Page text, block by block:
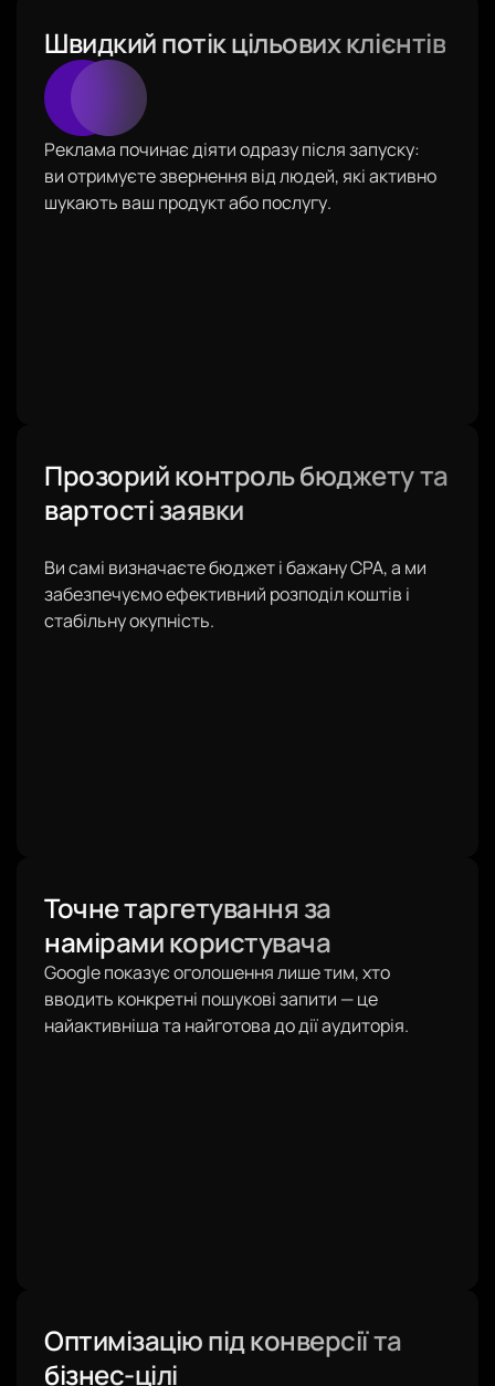
Швидкий потік цільових клієнтів
Реклама починає діяти одразу після запуску:
ви отримуєте звернення від людей, які активно
шукають ваш продукт або послугу.
Прозорий контроль бюджету та
вартості заявки
Ви самі визначаєте бюджет і бажану CPA, а ми
забезпечуємо ефективний розподіл коштів і
стабільну окупність.
Точне таргетування за
намірами користувача
Google показує оголошення лише тим, хто
вводить конкретні пошукові запити — це
найактивніша та найготова до дії аудиторія.
Оптимізацію під конверсії та
бізнес-цілі